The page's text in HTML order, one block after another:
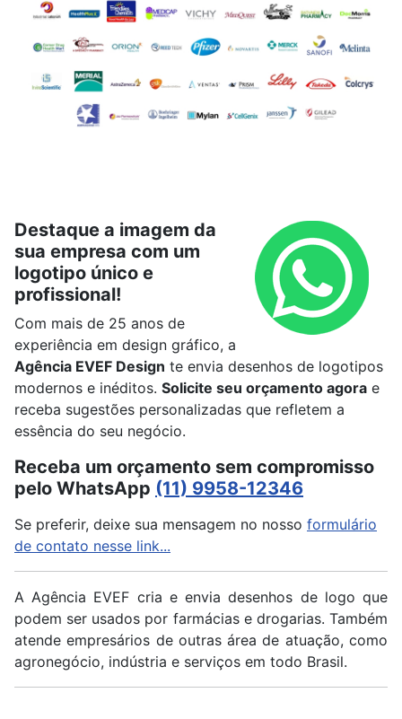
Destaque a imagem da
sua empresa com um
logotipo único e
profissional!
Com mais de 25 anos de
experiência em design gráfico, a
Agência EVEF Design te envia desenhos de logotipos
modernos e inéditos. Solicite seu orçamento agora e
receba sugestões personalizadas que refletem a
essência do seu negócio.
Receba um orçamento sem compromisso
pelo WhatsApp (11) 9958-12346
Se preferir, deixe sua mensagem no nosso formulário
de contato nesse link...
A Agência EVEF cria e envia desenhos de logo que
podem ser usados por farmácias e drogarias. Também
atende empresários de outras área de atuação, como
agronegócio, indústria e serviços em todo Brasil.